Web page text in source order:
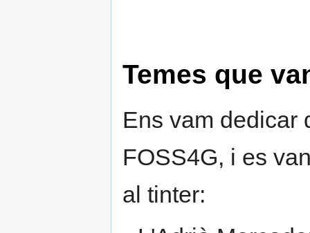
Temes que
Ens vam dedicar
FOSS4G, i es
al tinter: